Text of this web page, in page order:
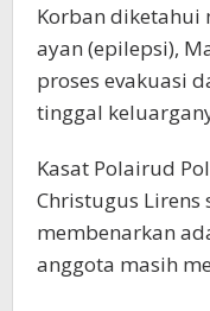
Korban
ayan (epilepsi),
proses evakuasi
tinggal
Kasat Polairud
Christugus
membenarkan
anggota masih